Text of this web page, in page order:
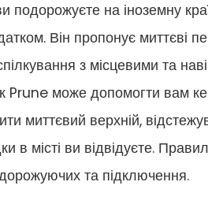
на іноземну
Він пропонує миттєві
з місцевими та
Prune може допомогти вам
миттєвий верхній,
в місті ви відвідуєте.
та підключення.